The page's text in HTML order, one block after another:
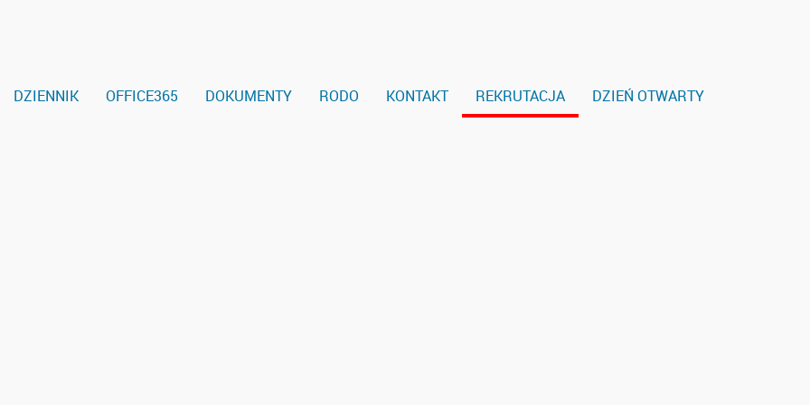
DZIENNIK OFFICE365 DOKUMENTY RODO KONTAKT REKRUTACJA DZIEŃ OTWARTY